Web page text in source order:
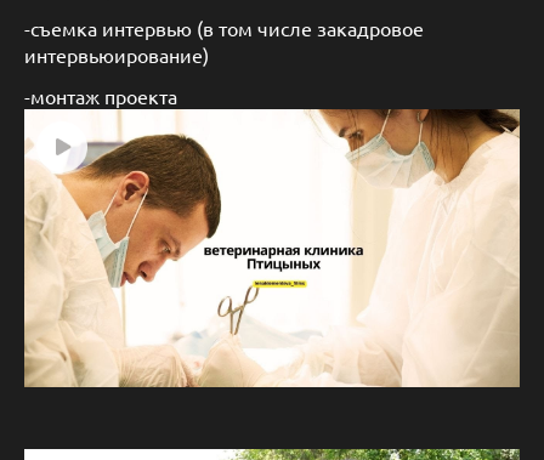
-съемка интервью (в том числе закадровое
интервьюирование)
-монтаж проекта